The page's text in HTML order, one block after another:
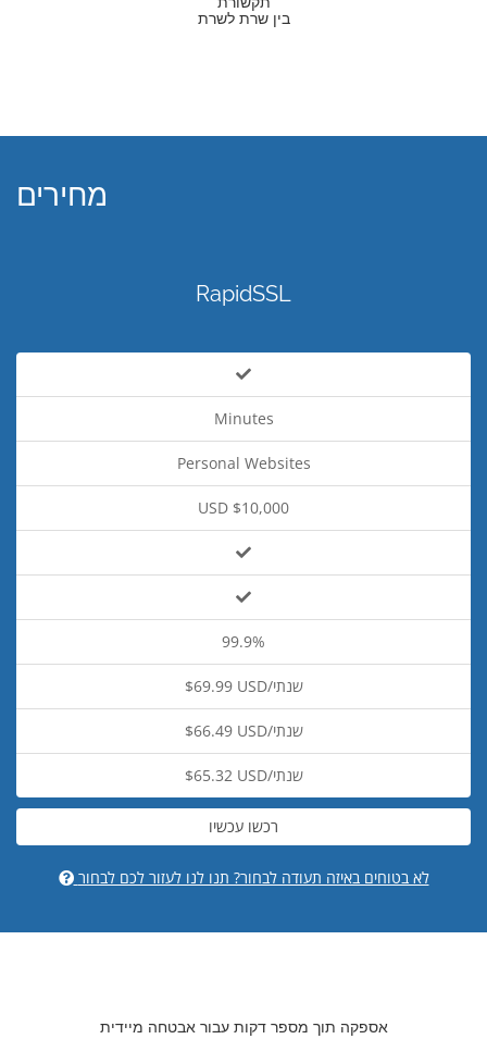
בין שרת לשרת
מחירים
RapidSSL
Minutes
Personal Websites
USD $10,000
99.9%
$69.99 USD/שנתי
$66.49 USD/שנתי
$65.32 USD/שנתי
רכשו עכשיו
לא בטוחים באיזה תעודה לבחור? תנו לנו לעזור לכם לבחור
אספקה תוך מספר דקות עבור אבטחה מיידית